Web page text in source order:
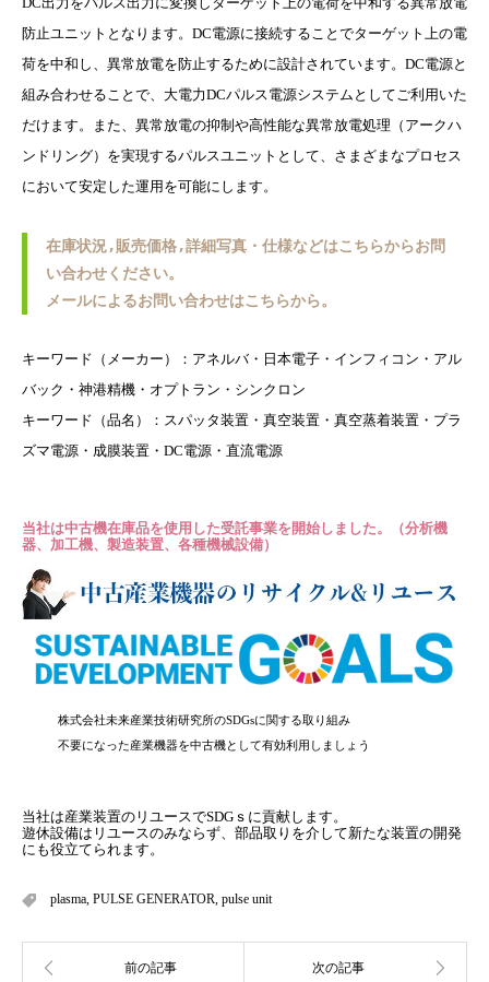
防止ユニットとなります。DC電源に接続することでターゲット上の電
荷を中和し、異常放電を防止するために設計されています。DC電源と
組み合わせることで、大電力DCパルス電源システムとしてご利用いた
だけます。また、異常放電の抑制や高性能な異常放電処理（アークハ
ンドリング）を実現するパルスユニットとして、さまざまなプロセス
において安定した運用を可能にします。
在庫状況,販売価格,詳細写真・仕様などはこちらからお問
い合わせください。
メールによるお問い合わせはこちらから。
キーワード（メーカー）：アネルバ・日本電子・インフィコン・アル
バック・神港精機・オプトラン・シンクロン
キーワード（品名）：スパッタ装置・真空装置・真空蒸着装置・プラ
ズマ電源・成膜装置・DC電源・直流電源
当社は中古機在庫品を使用した受託事業を開始しました。（分析機
器、加工機、製造装置、各種機械設備）
株式会社未来産業技術研究所のSDGsに関する取り組み
不要になった産業機器を中古機として有効利用しましょう
当社は産業装置のリユースでSDGｓに貢献します。
遊休設備はリユースのみならず、部品取りを介して新たな装置の開発
にも役立てられます。
plasma, PULSE GENERATOR, pulse unit